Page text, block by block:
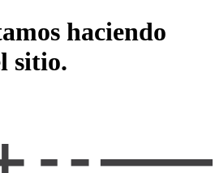
haciendo
sitio.